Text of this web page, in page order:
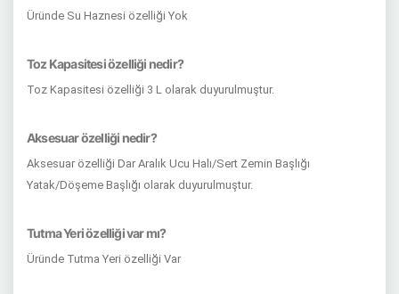
Üründe Su Haznesi özelliği Yok
Toz Kapasitesi özelliği nedir?
Toz Kapasitesi özelliği 3 L olarak duyurulmuştur.
Aksesuar özelliği nedir?
Aksesuar özelliği Dar Aralık Ucu Halı/Sert Zemin Başlığı
Yatak/Döşeme Başlığı olarak duyurulmuştur.
Tutma Yeri özelliği var mı?
Üründe Tutma Yeri özelliği Var